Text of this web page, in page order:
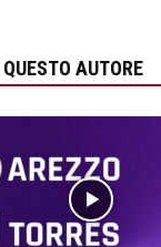
AUTORE